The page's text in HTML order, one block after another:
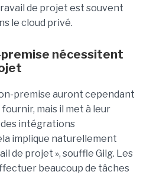
de projet est souvent
le cloud privé.
nécessitent
premise auront cependant
mais il met à leur
intégrations
implique naturellement
de projet », souffle Gilg. Les
beaucoup de tâches